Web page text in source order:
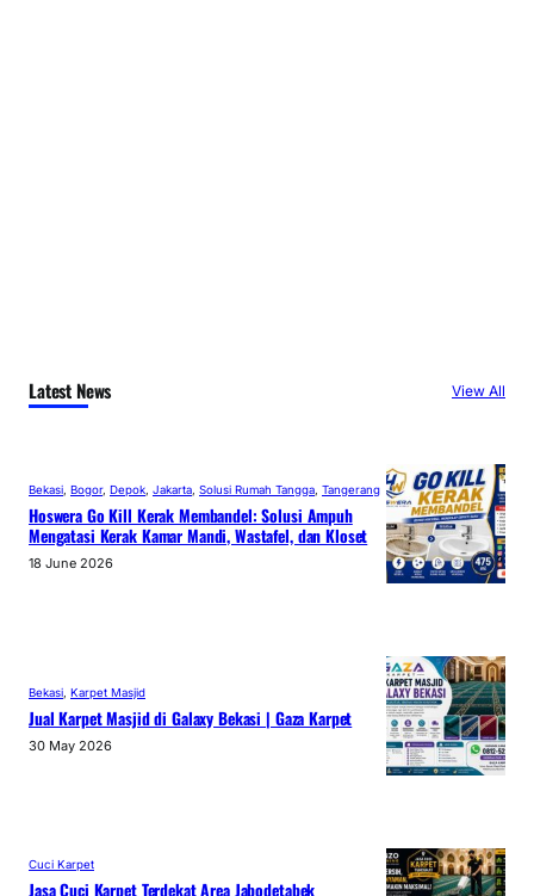
Latest News View All
Bekasi, Bogor, Depok, Jakarta, Solusi Rumah Tangga, Tangerang
Hoswera Go Kill Kerak Membandel: Solusi Ampuh
Mengatasi Kerak Kamar Mandi, Wastafel, dan Kloset
18 June 2026
Bekasi Karpet Masjid
Jual Karpet Masjid di Galaxy Bekasi | Gaza Karpet
30 May 2026
Cuci Karpet
Jasa Cuci Karpet Terdekat Area Jabodetabek